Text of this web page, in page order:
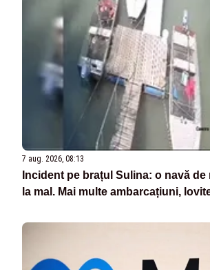
7 aug. 2026, 08:13
Incident pe brațul Sulina: o navă de
la mal. Mai multe ambarcațiuni,